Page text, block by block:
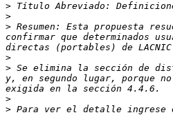
>
>
> Resumen: Esta propuesta
confirmar que determinados
>
> Se elimina la sección de
y, en segundo lugar, porque
>
>